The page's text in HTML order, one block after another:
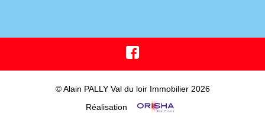
© Alain PALLY Val du loir Immobilier 2026
Réalisation